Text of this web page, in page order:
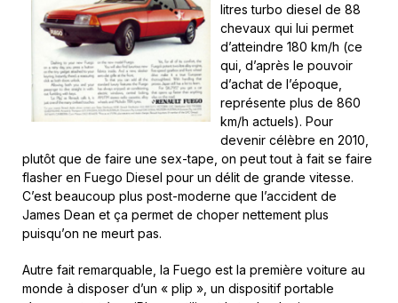
litres turbo diesel de 88
chevaux qui lui permet
d’atteindre 180 km/h (ce
qui, d’après le pouvoir
d’achat de l’époque,
représente plus de 860
km/h actuels). Pour
devenir célèbre en 2010,
plutôt que de faire une sex-tape, on peut tout à fait se faire
flasher en Fuego Diesel pour un délit de grande vitesse.
C’est beaucoup plus post-moderne que l’accident de
James Dean et ça permet de choper nettement plus
puisqu’on ne meurt pas.
Autre fait remarquable, la Fuego est la première voiture au
monde à disposer d’un « plip », un dispositif portable